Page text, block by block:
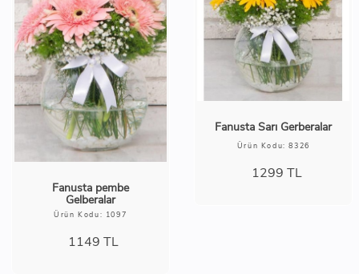
Fanusta pembe
Gelberalar
Ürün Kodu: 1097
1149 TL
Fanusta Sarı Gerberalar
Ürün Kodu: 8326
1299 TL